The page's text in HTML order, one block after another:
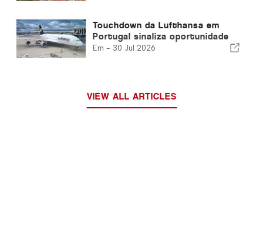
Touchdown da Lufthansa em
Portugal sinaliza oportunidade
Em - 30 Jul 2026
VIEW ALL ARTICLES